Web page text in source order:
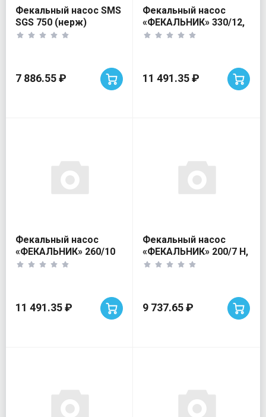
Фекальный насос SMS
SGS 750 (нерж)
7 886.55 ₽
Фекальный насос
«ФЕКАЛЬНИК» 330/12,
Джилекс 1200Вт
11 491.35 ₽
Фекальный насос
«ФЕКАЛЬНИК» 260/10
Н Джилекс 800Вт
11 491.35 ₽
Фекальный насос
«ФЕКАЛЬНИК» 200/7 Н,
Джилекс 450Вт
9 737.65 ₽